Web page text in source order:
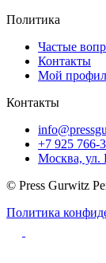
Политика
Частые
Контакты
Мой
Контакты
+7 925 766-
Москва, ул.
© Press Gurwitz
Политика